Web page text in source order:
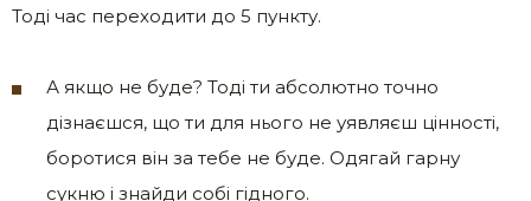
Тоді час переходити до 5 пункту.
А якщо не буде? Тоді ти абсолютно точно
дізнаєшся, що ти для нього не уявляєш цінності,
боротися він за тебе не буде. Одягай гарну
сукню і знайди собі гідного.